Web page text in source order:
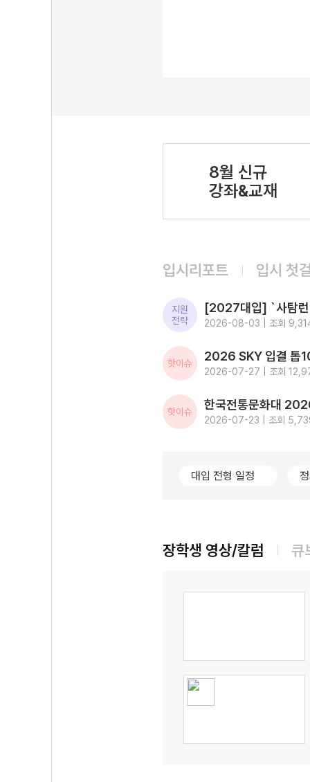
8월 신규
강좌&교재
입시리포트 입시 첫
지원
전략
2026-08-03 | 조회
핫이슈
2026-07-27 | 조회
핫이슈
2026-07-23 | 조회
대입 전형 일정
장학생 영상/칼럼 큐